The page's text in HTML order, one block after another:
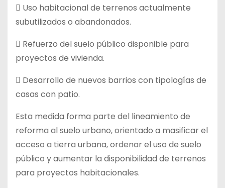
 Uso habitacional de terrenos actualmente
subutilizados o abandonados.
 Refuerzo del suelo público disponible para
proyectos de vivienda.
 Desarrollo de nuevos barrios con tipologías de
casas con patio.
Esta medida forma parte del lineamiento de
reforma al suelo urbano, orientado a masificar el
acceso a tierra urbana, ordenar el uso de suelo
público y aumentar la disponibilidad de terrenos
para proyectos habitacionales.